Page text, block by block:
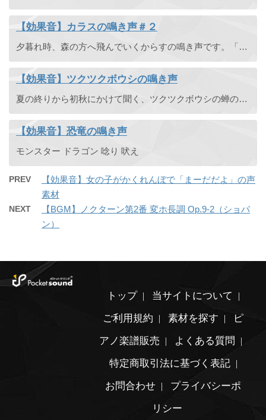
【効果音】カラスの鳴き声＃２
夕暮れ時、森の方へ飛んでいくからすの鳴き声です。「カーカーカー」
【効果音】ツクツクボウシの鳴き声
夏の終りから初秋にかけて聞く、ツクツクボウシの蝉の鳴き声です。ツクツクボウシの鳴き声は他のせみにはない特徴的なものがあります。
【効果音】恐竜の鳴き声
モンスター ドラゴン 唸り 吠え
PREV
【効果音】女の子がかくれんぼで「まーだだよ」の声
素材
NEXT
【BGM】ノクターン第2番 変ホ長調 Op.9-2（ショパ
ン）
トップ
当サイトについて
ご利用規約
素材を探す
ピ
アノ楽譜販売
よくある質問
特定商取引法に基づく表記
お問合わせ
プライバシーポ
リシー